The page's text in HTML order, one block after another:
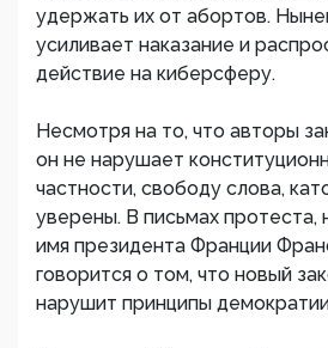
удержать их от абортов.
усиливает наказание и
действие на киберсферу.
Несмотря на то, что авторы
он не нарушает
частности, свободу слова,
уверены. В письмах протеста,
имя президента Франции
говорится о том, что новый
нарушит принципы